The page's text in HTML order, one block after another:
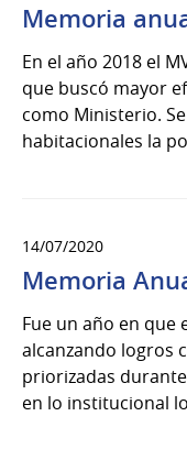
Memoria
En el año 2018 el
que buscó mayor
como Ministerio.
habitacionales la
14/07/2020
Memoria
Fue un año en que
alcanzando logros
priorizadas
en lo institucional